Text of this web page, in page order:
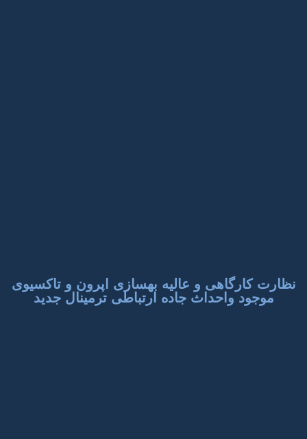
نظارت کارگاهی و عالیه بهسازی اپرون و تاکسیوی
موجود واحداث جاده ارتباطی ترمینال جدید